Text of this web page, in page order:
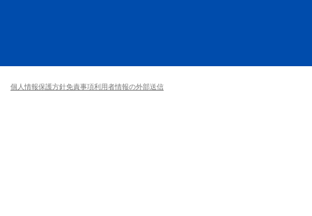
個人情報保護方針免責事項利用者情報の外部送信